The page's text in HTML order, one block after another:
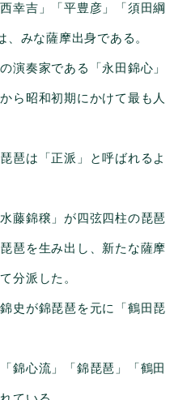
幸吉」「平豊彦」「須田綱
みな薩摩出身である。
演奏家である「永田錦心」
ら昭和初期にかけて最も人
琶は「正派」と呼ばれるよ
藤錦穣」が四弦四柱の琵琶
琶を生み出し、新たな薩摩
分派した。
史が錦琵琶を元に「鶴田琵
錦心流」「錦琵琶」「鶴田